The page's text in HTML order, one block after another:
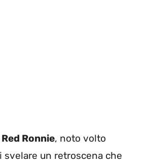
Red Ronnie, noto volto
un retroscena che